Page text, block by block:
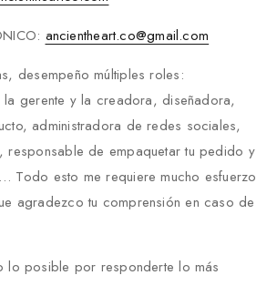
ancientheart.co@gmail.com
desempeño múltiples roles:
la gerente y la creadora, diseñadora,
administradora de redes sociales,
de empaquetar tu pedido y
Todo esto me requiere mucho esfuerzo
agradezco tu comprensión en caso de
lo posible por responderte lo más